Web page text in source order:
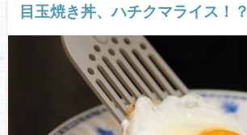
目玉焼き丼、ハチクマライス！？